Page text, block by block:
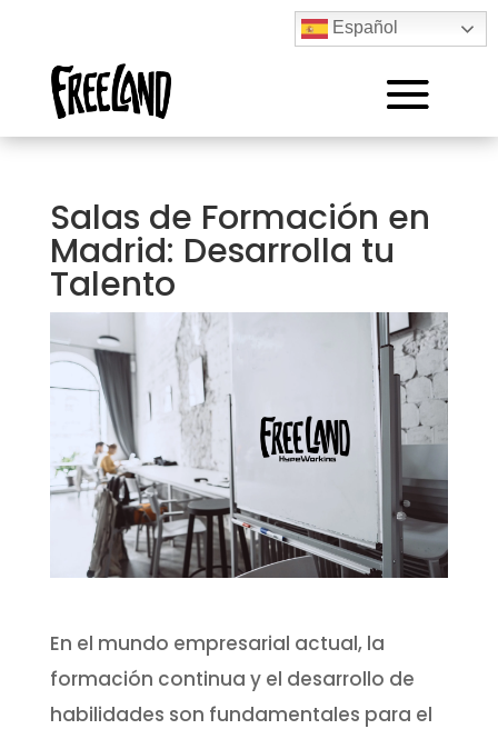
Español
Salas de Formación en
Madrid: Desarrolla tu
Talento
En el mundo empresarial actual, la
formación continua y el desarrollo de
habilidades son fundamentales para el